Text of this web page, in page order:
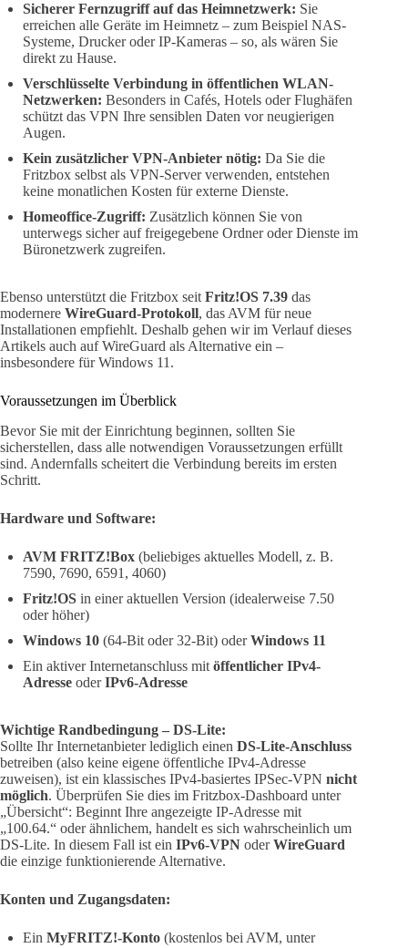
Sicherer Fernzugriff auf das Heimnetzwerk: Sie
erreichen alle Geräte im Heimnetz – zum Beispiel NAS-
Systeme, Drucker oder IP-Kameras – so, als wären Sie
direkt zu Hause.
Verschlüsselte Verbindung in öffentlichen WLAN-
Netzwerken: Besonders in Cafés, Hotels oder Flughäfen
schützt das VPN Ihre sensiblen Daten vor neugierigen
Augen.
Kein zusätzlicher VPN-Anbieter nötig: Da Sie die
Fritzbox selbst als VPN-Server verwenden, entstehen
keine monatlichen Kosten für externe Dienste.
Homeoffice-Zugriff: Zusätzlich können Sie von
unterwegs sicher auf freigegebene Ordner oder Dienste im
Büronetzwerk zugreifen.
Ebenso unterstützt die Fritzbox seit Fritz!OS 7.39 das
modernere WireGuard-Protokoll, das AVM für neue
Installationen empfiehlt. Deshalb gehen wir im Verlauf dieses
Artikels auch auf WireGuard als Alternative ein –
insbesondere für Windows 11.
Voraussetzungen im Überblick
Bevor Sie mit der Einrichtung beginnen, sollten Sie
sicherstellen, dass alle notwendigen Voraussetzungen erfüllt
sind. Andernfalls scheitert die Verbindung bereits im ersten
Schritt.
Hardware und Software:
AVM FRITZ!Box (beliebiges aktuelles Modell, z. B.
7590, 7690, 6591, 4060)
Fritz!OS in einer aktuellen Version (idealerweise 7.50
oder höher)
Windows 10 (64-Bit oder 32-Bit) oderWindows 11
Ein aktiver Internetanschluss mit öffentlicher IPv4-
Adresse oderIPv6-Adresse
Wichtige Randbedingung – DS-Lite:
Sollte Ihr Internetanbieter lediglich einen DS-Lite-Anschluss
betreiben (also keine eigene öffentliche IPv4-Adresse
zuweisen), ist ein klassisches IPv4-basiertes IPSec-VPN nicht
möglich. Überprüfen Sie dies im Fritzbox-Dashboard unter
„Übersicht“: Beginnt Ihre angezeigte IP-Adresse mit
„100.64.“ oder ähnlichem, handelt es sich wahrscheinlich um
DS-Lite. In diesem Fall ist ein IPv6-VPN oderWireGuard
die einzige funktionierende Alternative.
Konten und Zugangsdaten:
Ein MyFRITZ!-Konto (kostenlos bei AVM, unter